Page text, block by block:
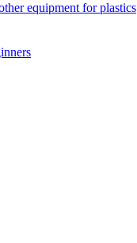
equipment for plastics